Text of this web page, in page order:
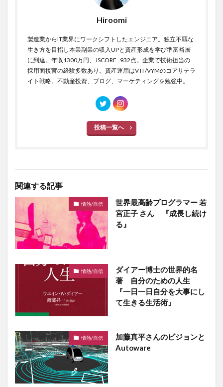
Hiroomi
製造業からIT業界にワークシフトしたエンジニア。独立不覊な
生き方を目指し本業副業の収入UPと資産形成を学び準富裕層
に到達。年収1300万円、JSCORE=932点。企業で技術担当の
採用面接官の経験多数あり。資産運用はVTI /VYMのコアサテラ
イト戦略。不動産投資、ブログ、マーケティングを勉強中。
投稿一覧へ
関連する記事
情熱/自信
世界最高齢プログラマー 若
宮正子 さん 『成長し続け
る』
情熱/自信
ダイアー博士の世界的名
著 自分のための人生
『一日一日自分を大事にし
て生きる生活術』
情熱/自信
加藤真平さんのビジョンと
Autoware